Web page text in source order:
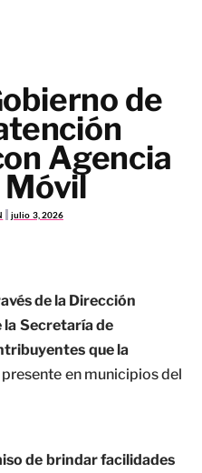
de
Agencia
Móvil
julio 3, 2026
de la Dirección
la Secretaría de
que la
en municipios del
de brindar facilidades